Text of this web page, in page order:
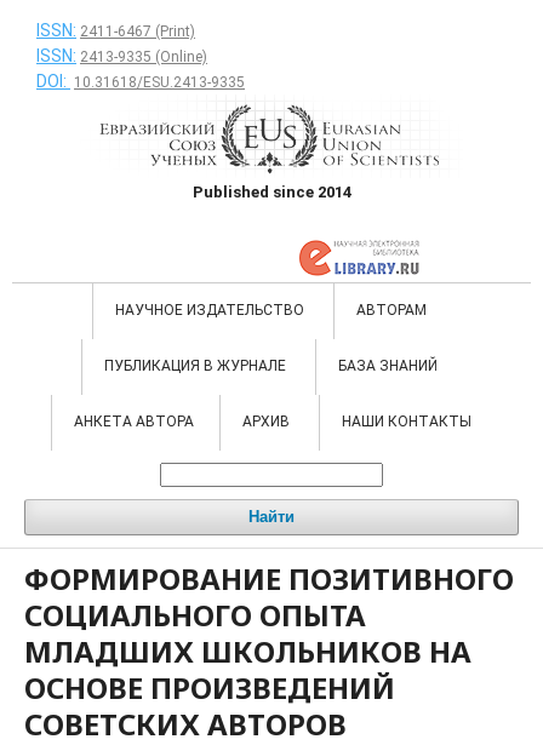
ISSN: 2411-6467 (Print)
ISSN: 2413-9335 (Online)
DOI: 10.31618/ESU.2413-9335
Published since 2014
НАУЧНОЕ ИЗДАТЕЛЬСТВО АВТОРАМ
ПУБЛИКАЦИЯ В ЖУРНАЛЕ БАЗА ЗНАНИЙ
АНКЕТА АВТОРА АРХИВ НАШИ КОНТАКТЫ
Найти
ФОРМИРОВАНИЕ ПОЗИТИВНОГО
СОЦИАЛЬНОГО ОПЫТА
МЛАДШИХ ШКОЛЬНИКОВ НА
ОСНОВЕ ПРОИЗВЕДЕНИЙ
СОВЕТСКИХ АВТОРОВ